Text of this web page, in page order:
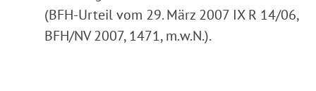
(BFH-Urteil vom 29. März 2007 IX R 14/06,
BFH/NV 2007, 1471, m.w.N.).